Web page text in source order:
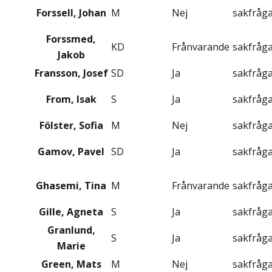
Forssell, Johan M Nej
Forssmed,
Jakob
KD Frånvarande
Fransson, Josef SD Ja
From, Isak
S Ja
Fölster, Sofia
M Nej
Gamov, Pavel SD Ja
Ghasemi, Tina M Frånvarande
Gille, Agneta
S Ja
Granlund,
Marie
S Ja
Green, Mats
M Nej